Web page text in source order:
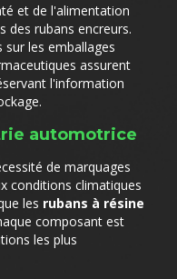
et de l'alimentation
des rubans encreurs.
sur les emballages
assurent
l'information
automotrice
de marquages
conditions climatiques
les rubans à résine
composant est
les plus